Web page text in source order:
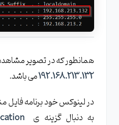
همانطور که در تصویر
192.168.213.132می باشد.
در لینوکس خود برنامه فایل
به دنبال گزینه ی